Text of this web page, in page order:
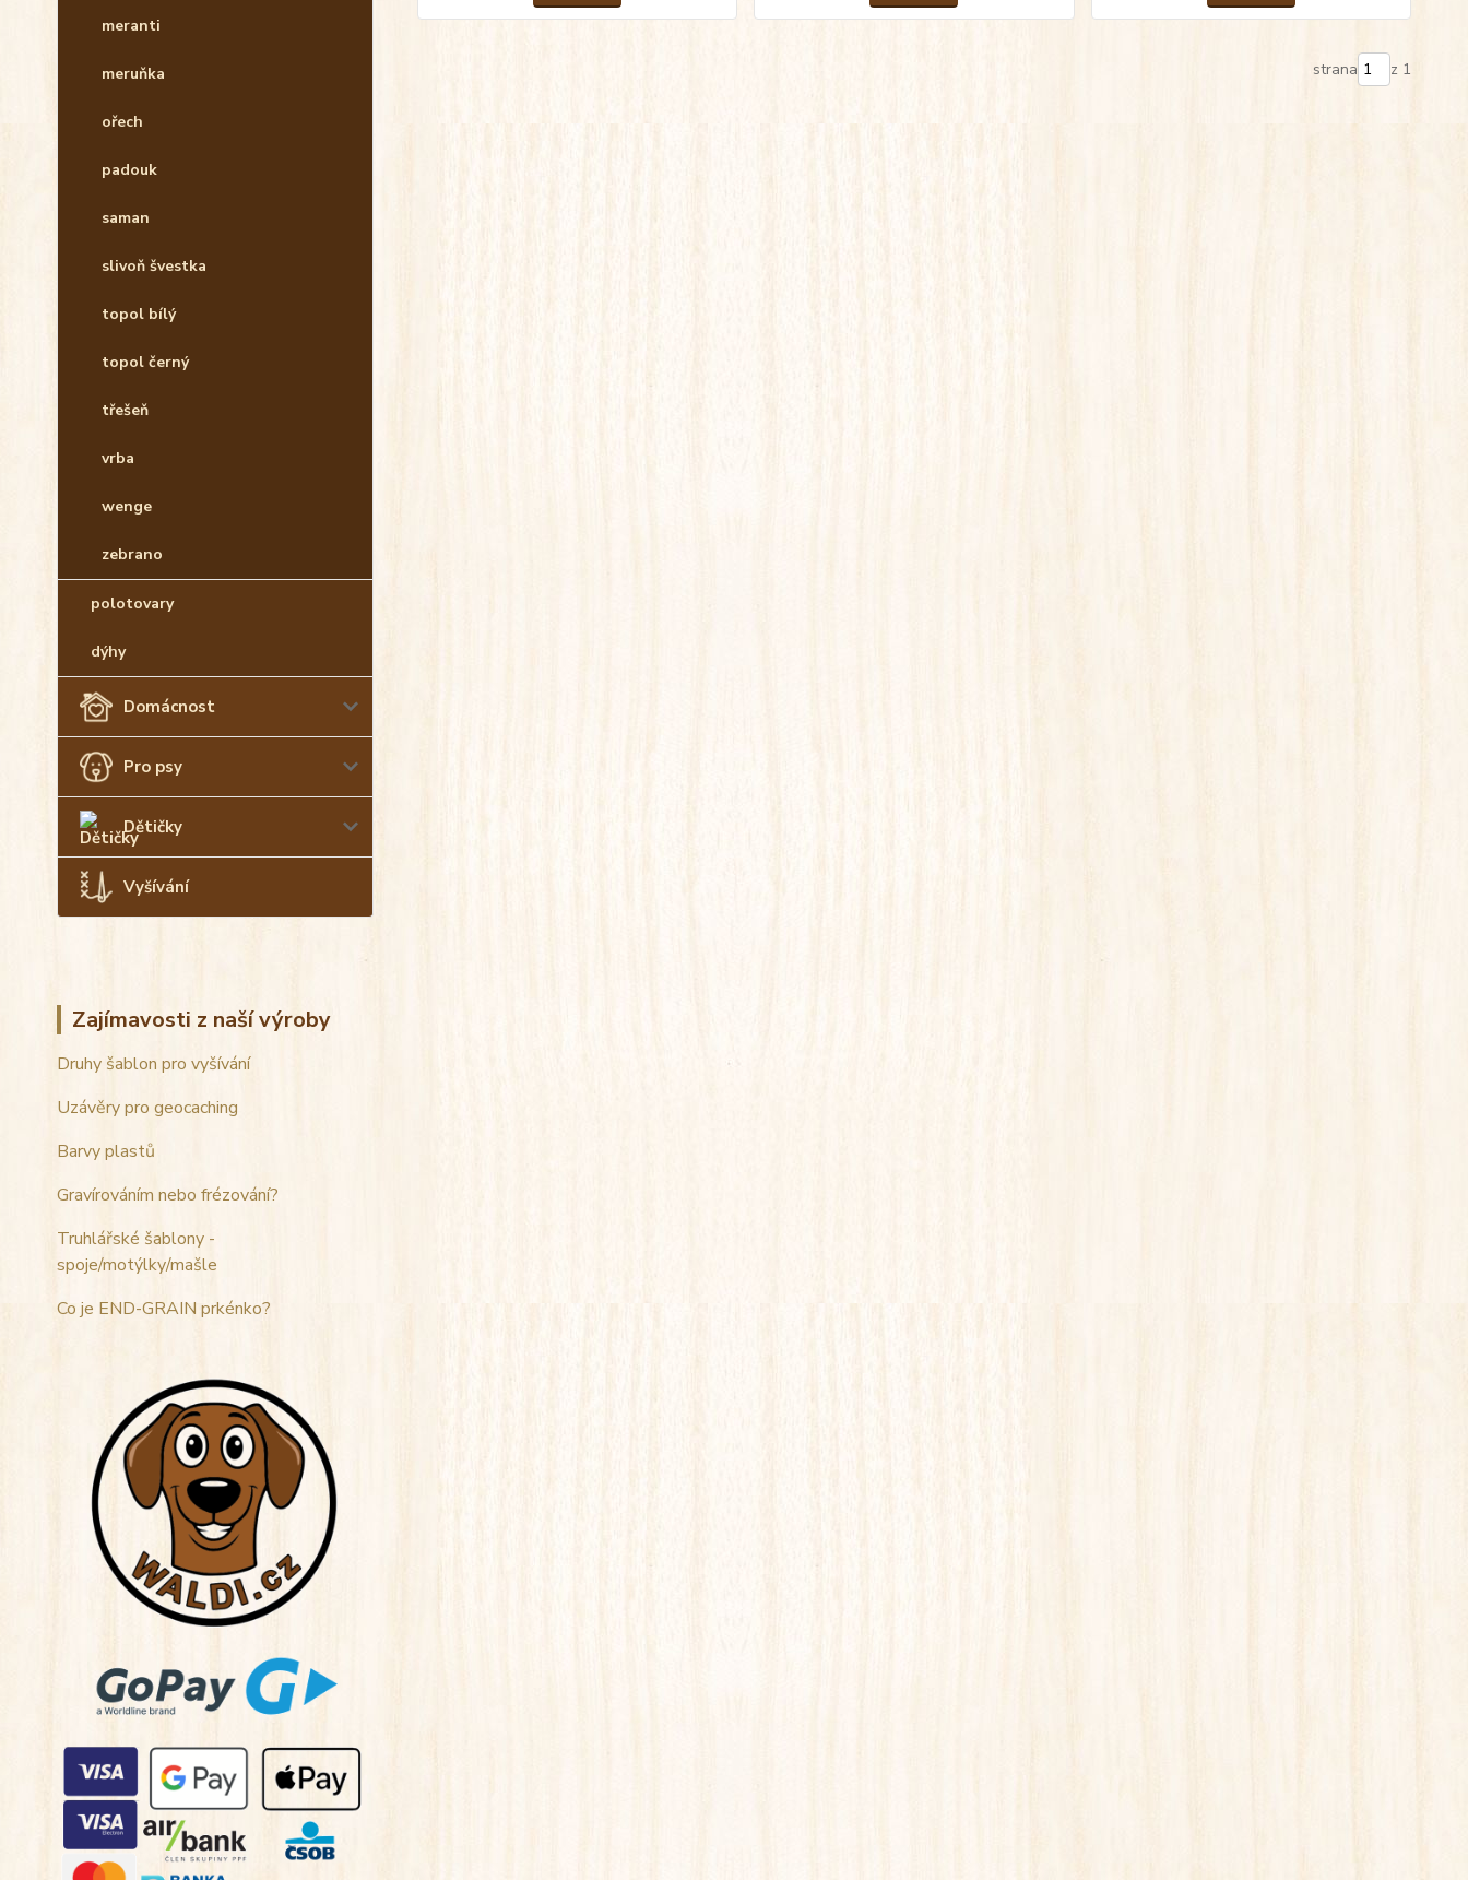
meranti
meruňka
ořech
padouk
saman
slivoň švestka
topol bílý
topol černý
třešeň
vrba
wenge
zebrano
polotovary
dýhy
Domácnost
Pro psy
Dětičky
Vyšívání
Zajímavosti z naší výroby
Druhy šablon pro vyšívání
Uzávěry pro geocaching
Barvy plastů
Gravírováním nebo frézování?
Truhlářské šablony -
spoje/motýlky/mašle
Co je END-GRAIN prkénko?
strana z 1